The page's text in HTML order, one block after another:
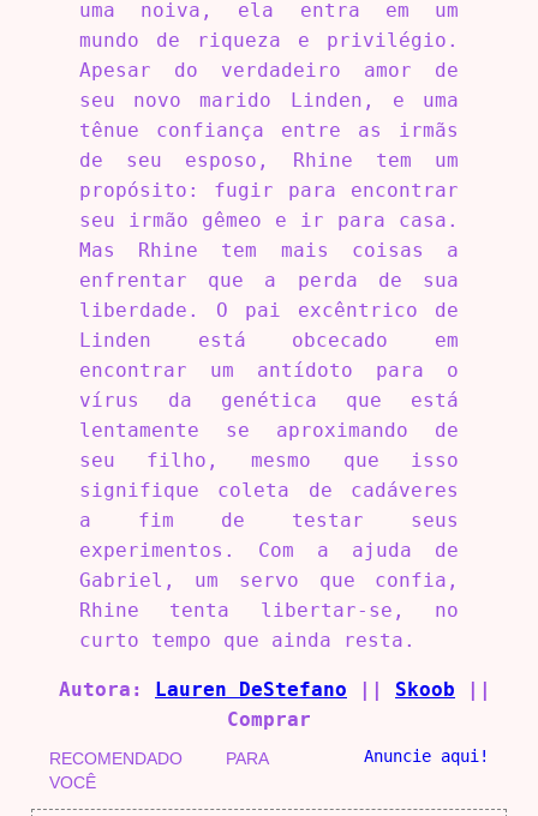
uma noiva, ela entra em um
mundo de riqueza e privilégio.
Apesar do verdadeiro amor de
seu novo marido Linden, e uma
tênue confiança entre as irmãs
de seu esposo, Rhine tem um
propósito: fugir para encontrar
seu irmão gêmeo e ir para casa.
Mas Rhine tem mais coisas a
enfrentar que a perda de sua
liberdade. O pai excêntrico de
Linden está obcecado em
encontrar um antídoto para o
vírus da genética que está
lentamente se aproximando de
seu filho, mesmo que isso
signifique coleta de cadáveres
a fim de testar seus
experimentos. Com a ajuda de
Gabriel, um servo que confia,
Rhine tenta libertar-se, no
curto tempo que ainda resta.
Autora: Lauren DeStefano Skoob
Comprar
RECOMENDADO PARA
VOCÊ
Anuncie aqui!